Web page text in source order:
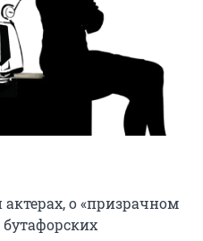
о «призрачном